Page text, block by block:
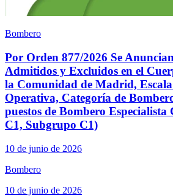
Bombero
Por Orden 877/2026 Se
Admitidos y Excluidos en el
la Comunidad de Madrid,
Operativa, Categoría de
puestos de Bombero
C1, Subgrupo C1)
10 de junio de 2026
Bombero
10 de junio de 2026